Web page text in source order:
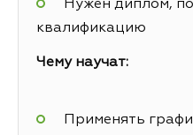
Нужен диплом,
квалификацию
Чему научат:
Применять